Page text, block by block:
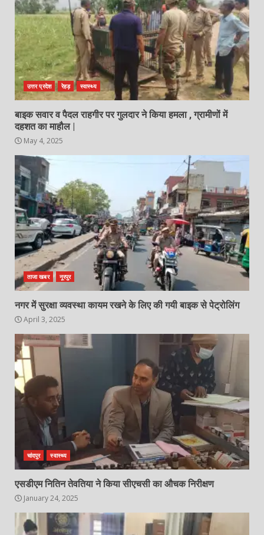
उत्तर प्रदेश रेहड़ स्वास्थ्य
बाइक सवार व पैदल राहगीर पर गुलदार ने किया हमला , ग्रामीणों में
दहशत का माहौल |
May 4, 2025
ताजा खबर नूरपुर
नगर में सुरक्षा व्यवस्था कायम रखने के लिए की गयी बाइक से पेट्रोलिंग
April 3, 2025
चांदपुर स्वास्थ्य
एसडीएम नितिन तेवतिया ने किया सीएचसी का औचक निरीक्षण
January 24, 2025